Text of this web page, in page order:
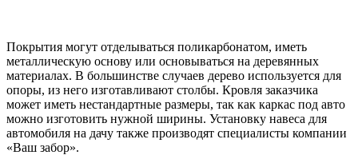
Покрытия могут отделываться поликарбонатом, иметь
металлическую основу или основываться на деревянных
материалах. В большинстве случаев дерево используется для
опоры, из него изготавливают столбы. Кровля заказчика
может иметь нестандартные размеры, так как каркас под авто
можно изготовить нужной ширины. Установку навеса для
автомобиля на дачу также производят специалисты компании
«Ваш забор».